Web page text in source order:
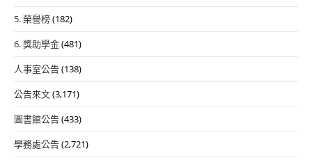
5. 榮譽榜(182)
6. 獎助學金(481)
人事室公告(138)
公告來文(3,171)
圖書館公告(433)
學務處公告(2,721)